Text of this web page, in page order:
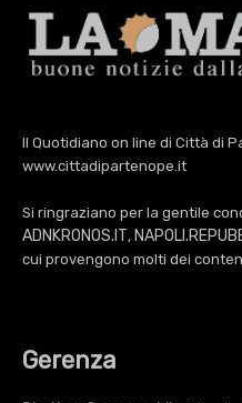
Il Quotidiano on line di Città di
www.cittadipartenope.it
Si ringraziano per la gentile
ADNKRONOS.IT,
cui provengono molti dei
Gerenza